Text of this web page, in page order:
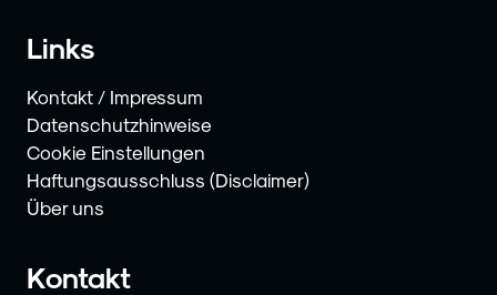
Links
Kontakt / Impressum
Datenschutzhinweise
Cookie Einstellungen
Haftungsausschluss (Disclaimer)
Über uns
Kontakt